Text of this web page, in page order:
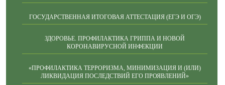
ГОСУДАРСТВЕННАЯ ИТОГОВАЯ АТТЕСТАЦИЯ (ЕГЭ И ОГЭ)
ЗДОРОВЬЕ. ПРОФИЛАКТИКА ГРИППА И НОВОЙ
КОРОНАВИРУСНОЙ ИНФЕКЦИИ
«ПРОФИЛАКТИКА ТЕРРОРИЗМА, МИНИМИЗАЦИЯ И (ИЛИ)
ЛИКВИДАЦИЯ ПОСЛЕДСТВИЙ ЕГО ПРОЯВЛЕНИЙ»